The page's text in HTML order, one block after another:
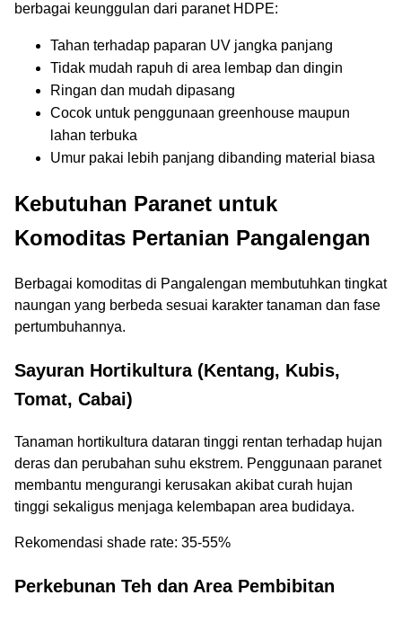
berbagai keunggulan dari paranet HDPE:
Tahan terhadap paparan UV jangka panjang
Tidak mudah rapuh di area lembap dan dingin
Ringan dan mudah dipasang
Cocok untuk penggunaan greenhouse maupun
lahan terbuka
Umur pakai lebih panjang dibanding material biasa
Kebutuhan Paranet untuk
Komoditas Pertanian Pangalengan
Berbagai komoditas di Pangalengan membutuhkan tingkat
naungan yang berbeda sesuai karakter tanaman dan fase
pertumbuhannya.
Sayuran Hortikultura (Kentang, Kubis,
Tomat, Cabai)
Tanaman hortikultura dataran tinggi rentan terhadap hujan
deras dan perubahan suhu ekstrem. Penggunaan paranet
membantu mengurangi kerusakan akibat curah hujan
tinggi sekaligus menjaga kelembapan area budidaya.
Rekomendasi shade rate: 35-55%
Perkebunan Teh dan Area Pembibitan